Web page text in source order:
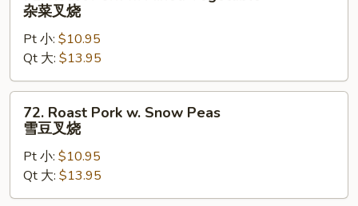
Pork
Mixed
Vegetable
杂
杂菜叉烧
Pt 小: $10.95
Qt 大: $13.95
72.
Roast
Pork
Snow
Peas
72. Roast Pork w. Snow Peas
雪豆叉烧
Pt 小: $10.95
Qt 大: $13.95